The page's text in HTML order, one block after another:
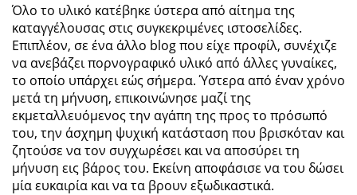
Όλο το υλικό κατέβηκε ύστερα από αίτημα της
καταγγέλουσας στις συγκεκριμένες ιστοσελίδες.
Επιπλέον, σε ένα άλλο blog που είχε προφίλ, συνέχιζε
να ανεβάζει πορνογραφικό υλικό από άλλες γυναίκες,
το οποίο υπάρχει εώς σήμερα. Ύστερα από έναν χρόνο
μετά τη μήνυση, επικοινώνησε μαζί της
εκμεταλλευόμενος την αγάπη της προς το πρόσωπό
του, την άσχημη ψυχική κατάσταση που βρισκόταν και
ζητούσε να τον συγχωρέσει και να αποσύρει τη
μήνυση εις βάρος του. Εκείνη αποφάσισε να του δώσει
μία ευκαιρία και να τα βρουν εξωδικαστικά.